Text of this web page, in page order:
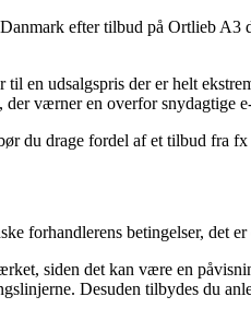
efter tilbud på Ortlieb A3
en udsalgspris der er helt
værner en overfor snydagtige
du drage fordel af et tilbud fra
forhandlerens betingelser, det
siden det kan være en
Desuden tilbydes du